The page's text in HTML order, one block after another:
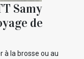
Samy
de
à la brosse ou au